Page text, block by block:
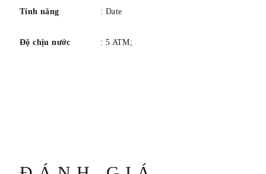
Tính năng : Date
Độ chịu nước : 5 ATM;